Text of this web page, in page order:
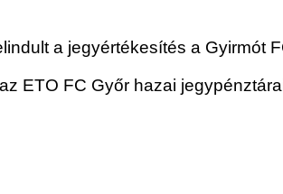
a jegyértékesítés a Gyirmót
ETO FC Győr hazai